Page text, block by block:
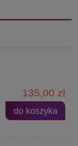
135,00 zł
do koszyka